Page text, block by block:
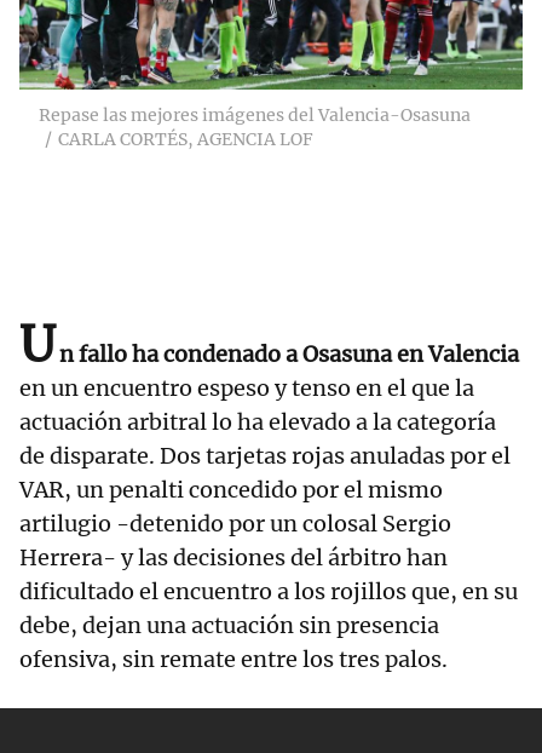
Repase las mejores imágenes del Valencia-Osasuna
CARLA CORTÉS, AGENCIA LOF
Un fallo ha condenado a Osasuna en Valencia
en un encuentro espeso y tenso en el que la
actuación arbitral lo ha elevado a la categoría
de disparate. Dos tarjetas rojas anuladas por el
VAR, un penalti concedido por el mismo
artilugio -detenido por un colosal Sergio
Herrera- y las decisiones del árbitro han
dificultado el encuentro a los rojillos que, en su
debe, dejan una actuación sin presencia
ofensiva, sin remate entre los tres palos.